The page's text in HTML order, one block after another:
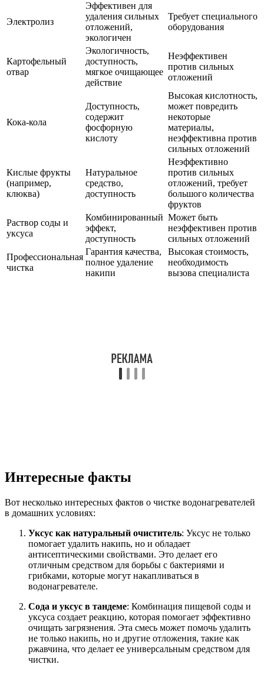
Электролиз
Эффективен для
удаления сильных
отложений,
экологичен
Требует специального
оборудования
Картофельный
отвар
Экологичность,
доступность,
мягкое очищающее
действие
Неэффективен
против сильных
отложений
Кока-кола
Доступность,
содержит
фосфорную
кислоту
Высокая кислотность,
может повредить
некоторые
материалы,
неэффективна против
сильных отложений
Кислые фрукты
(например,
клюква)
Натуральное
средство,
доступность
Неэффективно
против сильных
отложений, требует
большого количества
фруктов
Раствор соды и
уксуса
Комбинированный
эффект,
доступность
Может быть
неэффективен против
сильных отложений
Профессиональная
чистка
Гарантия качества,
полное удаление
накипи
Высокая стоимость,
необходимость
вызова специалиста
Интересные факты
Вот несколько интересных фактов о чистке водонагревателей
в домашних условиях:
Уксус как натуральный очиститель: Уксус не только
помогает удалить накипь, но и обладает
антисептическими свойствами. Это делает его
отличным средством для борьбы с бактериями и
грибками, которые могут накапливаться в
водонагревателе.
Сода и уксус в тандеме: Комбинация пищевой соды и
уксуса создает реакцию, которая помогает эффективно
очищать загрязнения. Эта смесь может помочь удалить
не только накипь, но и другие отложения, такие как
ржавчина, что делает ее универсальным средством для
чистки.